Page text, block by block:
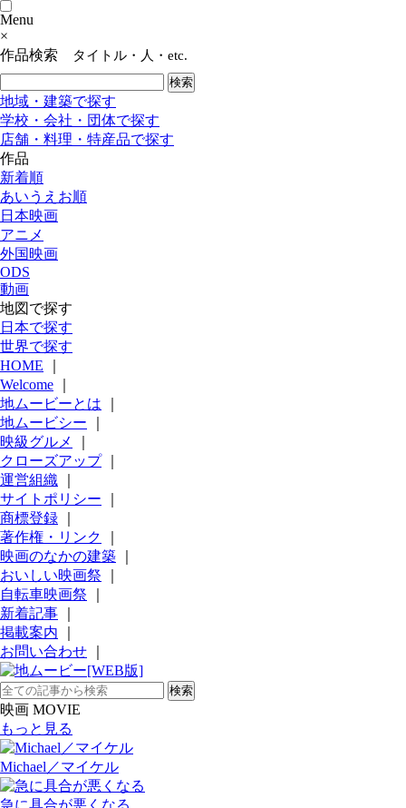
Menu
×
作品検索
タイトル・人・etc.
地域・建築で探す
学校・会社・団体で探す
店舗・料理・特産品で探す
作品
新着順
あいうえお順
日本映画
アニメ
外国映画
ODS
動画
地図で探す
日本で探す
世界で探す
HOME
Welcome
地ムービーとは
地ムービシー
映級グルメ
クローズアップ｜
運営組織
サイトポリシー
商標登録
著作権・リンク
映画のなかの建築
おいしい映画祭
自転車映画祭
新着記事
掲載案内
お問い合わせ
映画 MOVIE
もっと見る
Michael／マイケル
急に具合が悪くなる